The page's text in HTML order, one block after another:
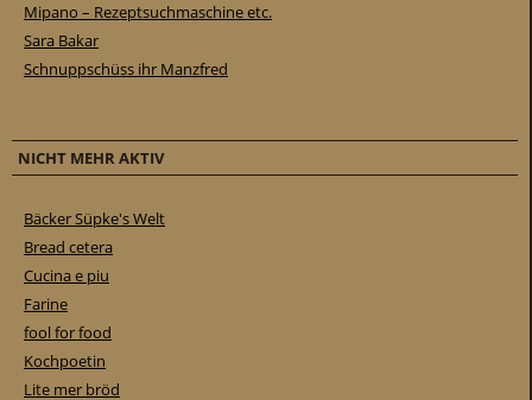
Mipano – Rezeptsuchmaschine etc.
Sara Bakar
Schnuppschüss ihr Manzfred
NICHT MEHR AKTIV
Bäcker Süpke's Welt
Bread cetera
Cucina e piu
Farine
fool for food
Kochpoetin
Lite mer bröd